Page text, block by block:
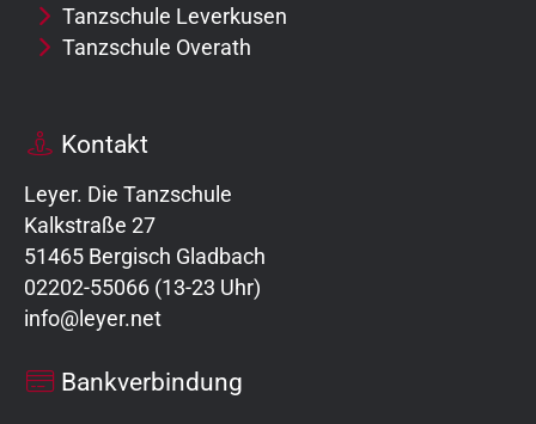
Tanzschule Leverkusen
Tanzschule Overath
Kontakt
Leyer. Die Tanzschule
Kalkstraße 27
51465 Bergisch Gladbach
02202-55066 (13-23 Uhr)
info@leyer.net
Bankverbindung